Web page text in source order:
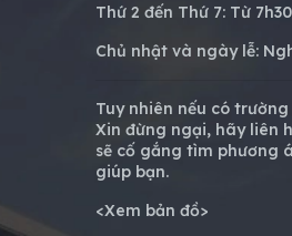
Thứ 2 đến Thứ 7: Từ
Chủ nhật và ngày lễ:
Tuy nhiên nếu có
Xin đừng ngại, hãy liên
sẽ cố gắng tìm phương
giúp bạn.
<Xem bản đồ>